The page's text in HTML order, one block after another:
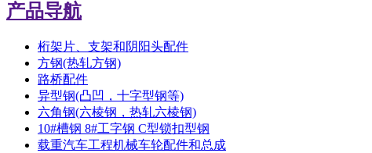
产品导航
桁架片、支架和阴阳头配件
方钢(热轧方钢)
路桥配件
异型钢(凸凹，十字型钢等)
六角钢(六棱钢，热轧六棱钢)
10#槽钢 8#工字钢 C型锁扣型钢
载重汽车工程机械车轮配件和总成